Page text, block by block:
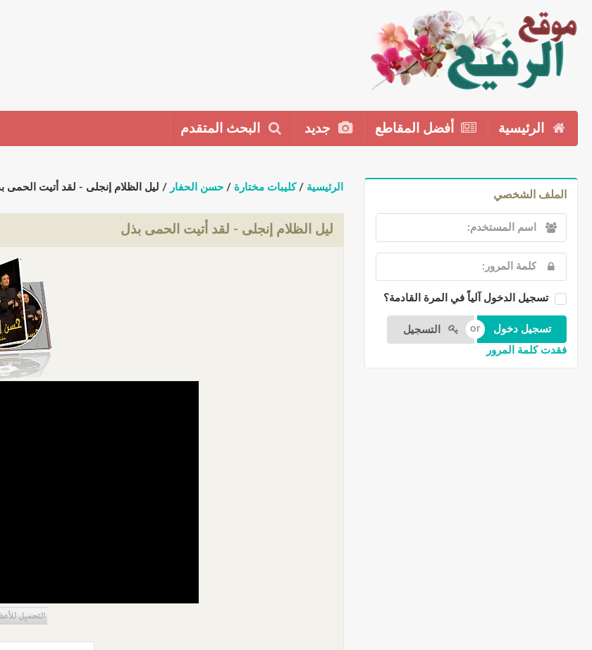
الرئيسية أفضل المقاطع جديد البحث المتقدم
الملف الشخصي
تسجيل الدخول آلياً في المرة القادمة؟
التسجيل
فقدت كلمة المرور
الرئيسية /كليبات مختارة /حسن الحفار / ليل الظلام إنجلى - لقد أتيت الحمى
ليل الظلام إنجلى - لقد أتيت الحمى بذل